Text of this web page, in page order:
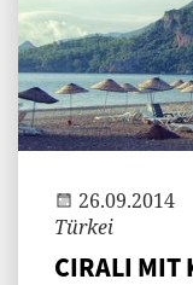
26.09.2014
Türkei
CIRALI MIT